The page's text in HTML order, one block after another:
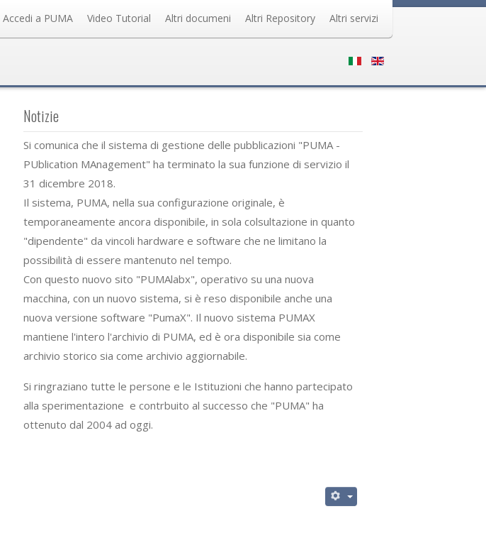
Accedi a PUMA Video Tutorial Altri documeni Altri Repository Altri servizi
Notizie
Si comunica che il sistema di gestione delle pubblicazioni "PUMA -
PUblication MAnagement" ha terminato la sua funzione di servizio il
31 dicembre 2018.
Il sistema, PUMA, nella sua configurazione originale, è
temporaneamente ancora disponibile, in sola colsultazione in quanto
"dipendente" da vincoli hardware e software che ne limitano la
possibilità di essere mantenuto nel tempo.
Con questo nuovo sito "PUMAlabx", operativo su una nuova
macchina, con un nuovo sistema, si è reso disponibile anche una
nuova versione software "PumaX". Il nuovo sistema PUMAX
mantiene l'intero l'archivio di PUMA, ed è ora disponibile sia come
archivio storico sia come archivio aggiornabile.
Si ringraziano tutte le persone e le Istituzioni che hanno partecipato
alla sperimentazione e contrbuito al successo che "PUMA" ha
ottenuto dal 2004 ad oggi.